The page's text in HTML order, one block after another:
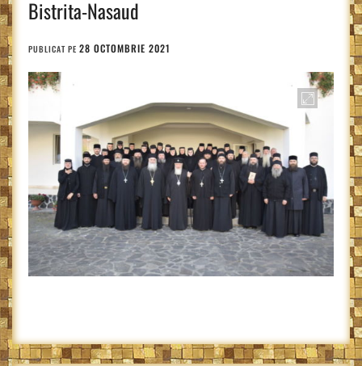
Bistrita-Nasaud
PUBLICAT PE 28 OCTOMBRIE 2021